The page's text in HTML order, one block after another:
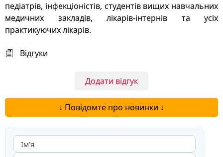
педіатрів, інфекціоністів, студентів вищих навчальних
медичних закладів, лікарів-інтернів та усіх
практикуючих лікарів.
Відгуки
Додати відгук
↓ Повідомте про новинки ↓